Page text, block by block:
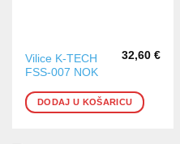
Vilice K-TECH
FSS-007 NOK
32,60 €
DODAJ U KOŠARICU